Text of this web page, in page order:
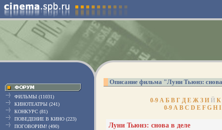
ФИЛЬМЫ (11031)
КИНОТЕАТРЫ (241)
КОНКУРС (81)
ПОВЕДЕНИЕ В КИНО (223)
ПОГОВОРИМ! (490)
Описание фильма "Луни Тьюнз:
0-9 А Б В Г Д Е Ж З И Й К
0-9 A B C D E F G H I
Луни Тьюнз: снова в деле